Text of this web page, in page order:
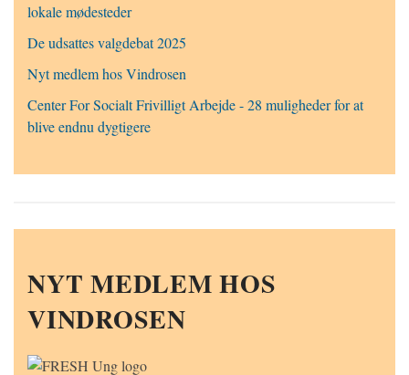
lokale mødesteder
De udsattes valgdebat 2025
Nyt medlem hos Vindrosen
Center For Socialt Frivilligt Arbejde - 28 muligheder for at
blive endnu dygtigere
NYT MEDLEM HOS
VINDROSEN